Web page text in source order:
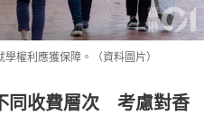
權利應獲保障。（資料圖片）
同收費層次 考慮對香